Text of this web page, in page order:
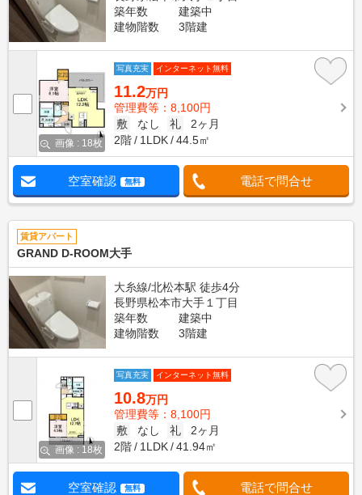
築年数
建築中
建物階数
3階建
画像 : 18枚
写真充実 インターネット無料
11.2万円
管理費等：8,100円
敷
なし 礼
2ヶ月
2階
1LDK 44.5㎡
空室確認 無料 電話で問合せ
賃貸アパート
GRAND D-ROOM大手
大糸線/北松本駅 徒歩4分
長野県松本市大手１丁目
築年数
建築中
建物階数
3階建
画像 : 18枚
写真充実 インターネット無料
10.8万円
管理費等：8,100円
敷
なし 礼
2ヶ月
2階
1LDK 41.94㎡
空室確認 無料 電話で問合せ